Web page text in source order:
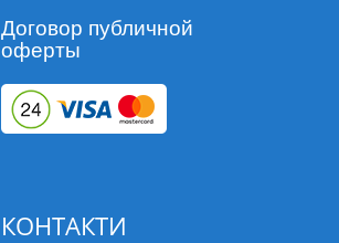
Договор публичной
оферты
КОНТАКТИ